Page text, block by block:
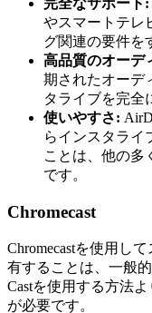
完全なサポート:
やスマートテレ
グ関連の要件を
高品質のオーデ
期されたオーデ
タライブを完全
使いやすさ:
らインスタライ
ことは、他の多
です。
Chromecast
Chromecastを使用し
有することは、一般
Castを使用する方法
が必要です。